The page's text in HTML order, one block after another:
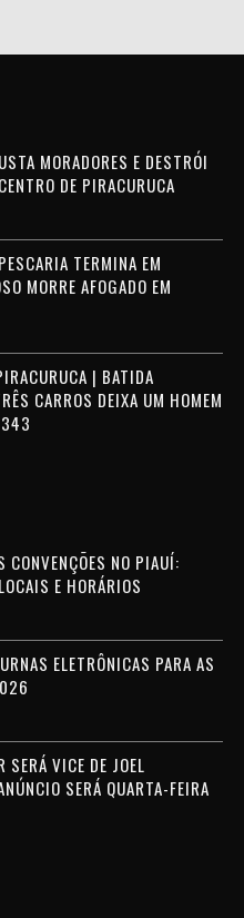
MORADORES E DESTRÓI
DE PIRACURUCA
TERMINA EM
MORRE AFOGADO EM
| BATIDA
CARROS DEIXA UM HOMEM
343
CONVENÇÕES NO PIAUÍ:
E HORÁRIOS
ELETRÔNICAS PARA AS
SERÁ VICE DE JOEL
SERÁ QUARTA-FEIRA